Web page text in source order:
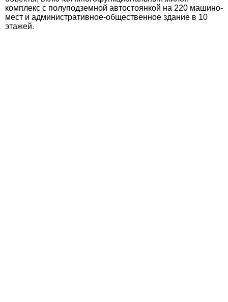
комплекс с полуподземной автостоянкой на 220 машино-
мест и административное-общественное здание в 10
этажей.